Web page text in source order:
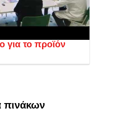
για το προϊόν
πινάκων